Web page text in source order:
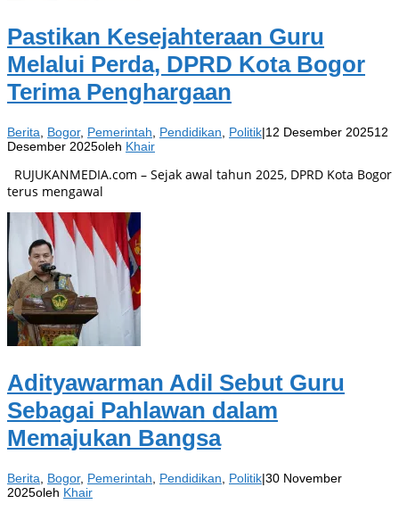
Pastikan Kesejahteraan Guru
Melalui Perda, DPRD Kota Bogor
Terima Penghargaan
Berita Bogor, Pemerintah Pendidikan Politik|12 Desember 202512
Desember 2025oleh Khair
RUJUKANMEDIA.com – Sejak awal tahun 2025, DPRD Kota Bogor
terus mengawal
Adityawarman Adil Sebut Guru
Sebagai Pahlawan dalam
Memajukan Bangsa
Berita, Bogor, Pemerintah, Pendidikan, Politik|30 November
2025oleh Khair